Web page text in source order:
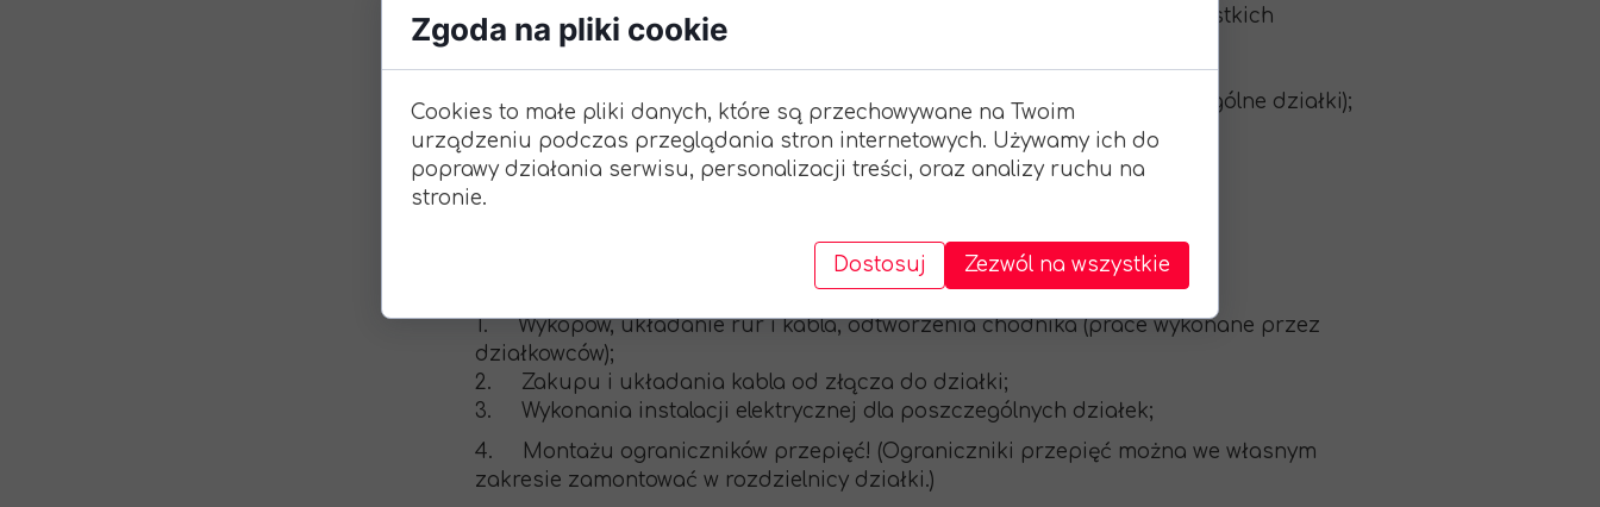
8. zostaną zakupione kable, złącza, osprzęt kablowy, liczniki dla wszystkich
odbiorców, rury ochronne, bednarka; oznaczniki kablowe, folia etc.;
9. wykonany następujący zakres prac elektrycznych:
a. podłączenie wszystkich kabli w złączu (w tym zasilających poszczególne działki);
b. pomiary rezystancji izolacji głównych kabli zasilających;
c. pomiary rezystancji uziemienia;
d. wykonanie złącz kablowych (m.in. montaż liczników etc);
1. Wykopów, układanie rur i kabla, odtworzenia chodnika (prace wykonane przez
działkowców);
2. Zakupu i układania kabla od złącza do działki;
3. Wykonania instalacji elektrycznej dla poszczególnych działek;
4. Montażu ograniczników przepięć! (Ograniczniki przepięć można we własnym
zakresie zamontować w rozdzielnicy działki.)
Zgoda na pliki cookie
Cookies to małe pliki danych, które są przechowywane na Twoim
urządzeniu podczas przeglądania stron internetowych. Używamy ich do
poprawy działania serwisu, personalizacji treści, oraz analizy ruchu na
stronie.
Dostosuj Zezwól na wszystkie